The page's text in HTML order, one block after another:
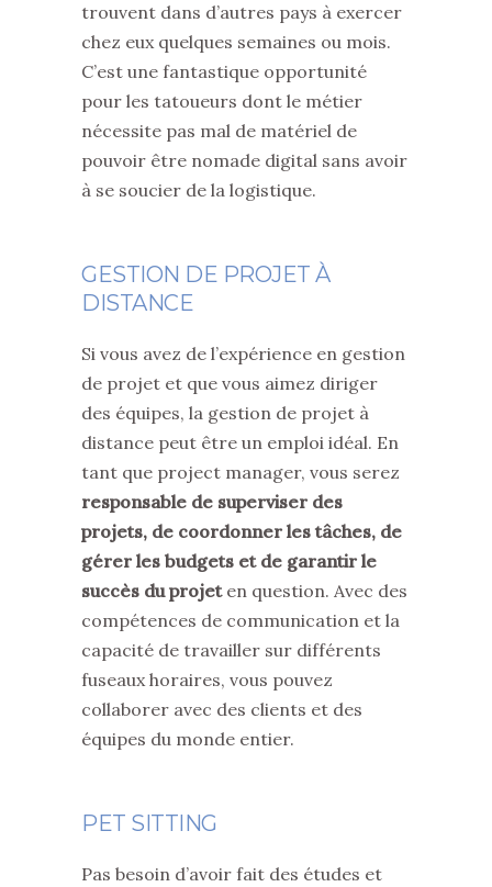
trouvent dans d’autres pays à exercer
chez eux quelques semaines ou mois.
C’est une fantastique opportunité
pour les tatoueurs dont le métier
nécessite pas mal de matériel de
pouvoir être nomade digital sans avoir
à se soucier de la logistique.
GESTION DE PROJET À
DISTANCE
Si vous avez de l’expérience en gestion
de projet et que vous aimez diriger
des équipes, la gestion de projet à
distance peut être un emploi idéal. En
tant que project manager, vous serez
responsable de superviser des
projets, de coordonner les tâches, de
gérer les budgets et de garantir le
succès du projeten question. Avec des
compétences de communication et la
capacité de travailler sur différents
fuseaux horaires, vous pouvez
collaborer avec des clients et des
équipes du monde entier.
PET SITTING
Pas besoin d’avoir fait des études et